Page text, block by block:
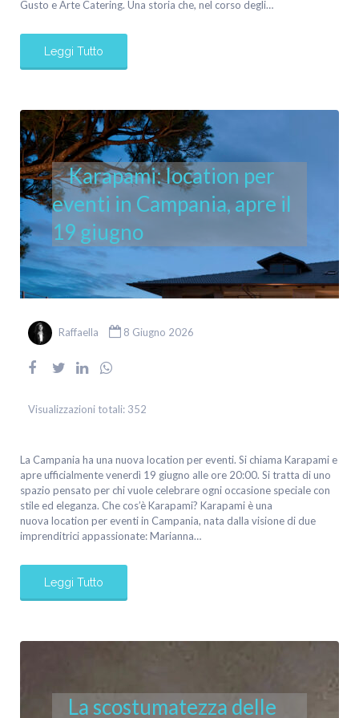
Gusto e Arte Catering. Una storia che, nel corso degli…
Leggi Tutto
Karapami: location per
eventi in Campania, apre il
19 giugno
Raffaella 8 Giugno 2026
Visualizzazioni totali: 352
La Campania ha una nuova location per eventi. Si chiama Karapami e
apre ufficialmente venerdì 19 giugno alle ore 20:00. Si tratta di uno
spazio pensato per chi vuole celebrare ogni occasione speciale con
stile ed eleganza. Che cos’è Karapami? Karapami è una
nuova location per eventi in Campania, nata dalla visione di due
imprenditrici appassionate: Marianna…
Leggi Tutto
La scostumatezza delle